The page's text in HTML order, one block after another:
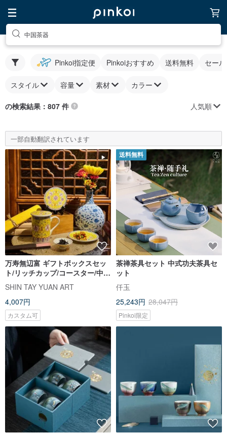
中国茶器
Pinkoi指定便 Pinkoiおすすめ 送料無料 セー
スタイル 容量 素材 カラー
の検索結果：807 件 人気順
一部自動翻訳されています
万寿無辺富 ギフトボックスセッ
ト/リッチカップ/コースター/中華
風/皇帝風/高品質/楽しい
SHIN TAY YUAN ART
4,007円
カスタム可
送料無料
茶禅茶具セット 中式功夫茶具セ
ット
仟玉
25,243円 28,047円
Pinkoi限定